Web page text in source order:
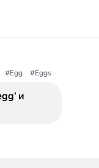
#Egg #Eggs
и